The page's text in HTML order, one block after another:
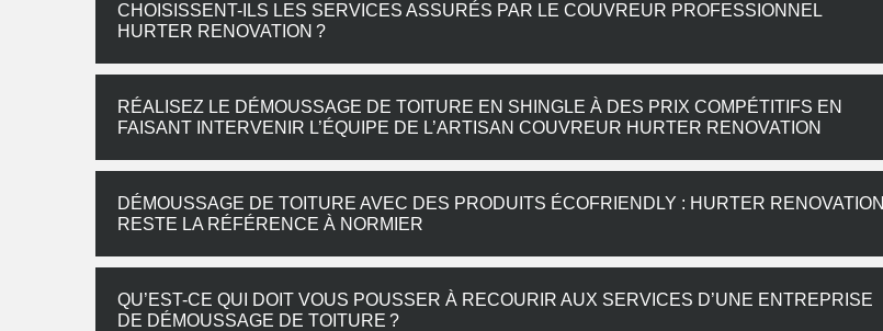
CHOISISSENT-ILS LES SERVICES ASSURÉS PAR LE COUVREUR PROFESSIONNEL
HURTER RENOVATION ?
RÉALISEZ LE DÉMOUSSAGE DE TOITURE EN SHINGLE À DES PRIX COMPÉTITIFS EN
FAISANT INTERVENIR L’ÉQUIPE DE L’ARTISAN COUVREUR HURTER RENOVATION
DÉMOUSSAGE DE TOITURE AVEC DES PRODUITS ÉCOFRIENDLY : HURTER RENOVATION
RESTE LA RÉFÉRENCE À NORMIER
QU’EST-CE QUI DOIT VOUS POUSSER À RECOURIR AUX SERVICES D’UNE ENTREPRISE
DE DÉMOUSSAGE DE TOITURE ?